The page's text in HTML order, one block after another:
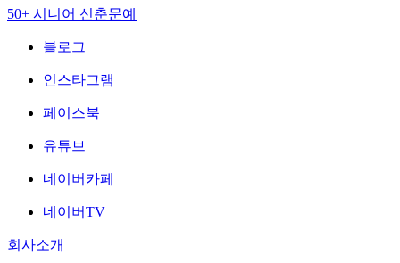
50+ 시니어 신춘문예
블로그
인스타그램
페이스북
유튜브
네이버카페
네이버TV
회사소개